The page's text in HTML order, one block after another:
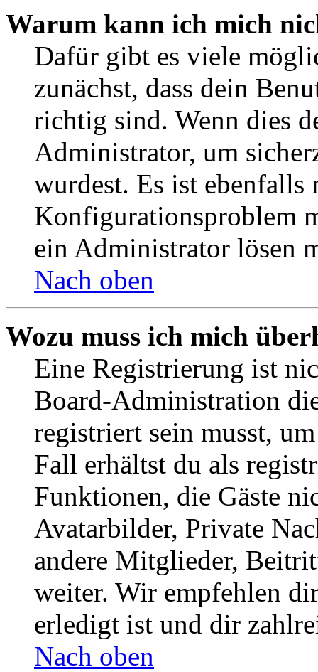
Warum kann ich mich
Dafür gibt es viele
zunächst, dass dein
richtig sind. Wenn dies
Administrator, um
wurdest. Es ist ebenfalls
Konfigurationsproblem
ein Administrator lösen
Nach oben
Wozu muss ich mich
Eine Registrierung ist
Board-Administration
registriert sein musst,
Fall erhältst du als
Funktionen, die Gäste
Avatarbilder, Private
andere Mitglieder,
weiter. Wir empfehlen
erledigt ist und dir
Nach oben